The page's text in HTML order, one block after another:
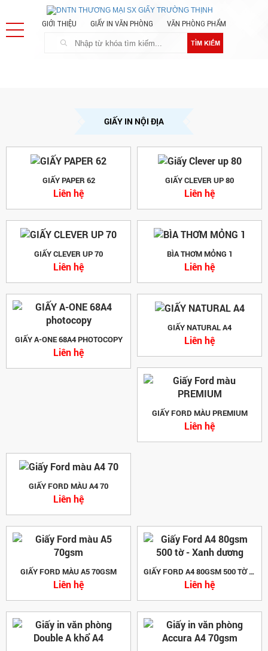
GIỚI THIỆU GIẤY IN VĂN PHÒNG VĂN PHÒNG PHẨM
TÌM KIẾM
GIẤY IN NỘI ĐỊA
GIẤY PAPER 62
Liên hệ
GIẤY CLEVER UP 80
Liên hệ
GIẤY CLEVER UP 70
Liên hệ
BÌA THƠM MỎNG 1
Liên hệ
GIẤY A-ONE 68A4 PHOTOCOPY
Liên hệ
GIẤY NATURAL A4
Liên hệ
GIẤY FORD MÀU PREMIUM
Liên hệ
GIẤY FORD MÀU A4 70
Liên hệ
GIẤY FORD MÀU A5 70GSM
Liên hệ
GIẤY FORD A4 80GSM 500 TỜ - XANH DƯƠNG
Liên hệ